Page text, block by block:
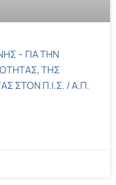
– ΓΙΑ ΤΗΝ
ΤΗΣ
ΣΤΟΝ Π.Ι.Σ. / Α.Π.